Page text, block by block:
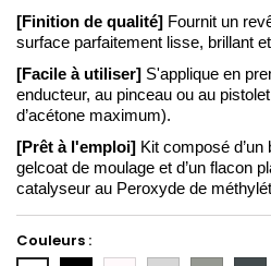
[Finition de qualité] Fournit un
surface parfaitement lisse, brillant
[Facile à utiliser] S'applique en
enducteur, au pinceau ou au
d’acétone maximum).
[Prêt à l'emploi] Kit composé
gelcoat de moulage et d’un flacon
catalyseur au Peroxyde de
Couleurs :